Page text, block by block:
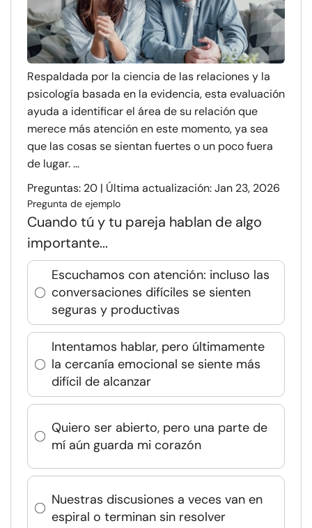
Respaldada por la ciencia de las relaciones y la
psicología basada en la evidencia, esta evaluación
ayuda a identificar el área de su relación que
merece más atención en este momento, ya sea
que las cosas se sientan fuertes o un poco fuera
de lugar. ...
Preguntas: 20 | Última actualización: Jan 23, 2026
Pregunta de ejemplo
Cuando tú y tu pareja hablan de algo
importante...
Escuchamos con atención: incluso las
conversaciones difíciles se sienten
seguras y productivas
Intentamos hablar, pero últimamente
la cercanía emocional se siente más
difícil de alcanzar
Quiero ser abierto, pero una parte de
mí aún guarda mi corazón
Nuestras discusiones a veces van en
espiral o terminan sin resolver